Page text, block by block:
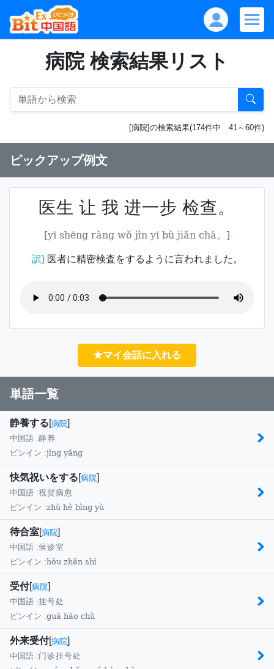
病院 検索結果リスト
[病院]の検索結果(174件中 41～60件)
ピックアップ例文
医生 让 我 进一步 检查。
[yī shēng ràng wǒ jìn yī bù jiǎn chá。]
訳)医者に精密検査をするように言われました。
★マイ会話に入れる
単語一覧
静養する[病院]
中国語 :静养
ピンイン :jìng yǎng
快気祝いをする[病院]
中国語 :祝贺病愈
ピンイン :zhù hè bìng yù
待合室[病院]
中国語 :候诊室
ピンイン :hòu zhěn shì
受付[病院]
中国語 :挂号处
ピンイン :guà hào chù
外来受付[病院]
中国語 :门诊挂号处